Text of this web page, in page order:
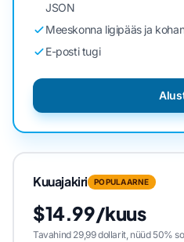
JSON
Meeskonna ligipääs ja
E-posti tugi
Kuuajakiri POPULAARNE
$14.99/kuus
Tavahind 29,99 dollarit, nüüd 50%